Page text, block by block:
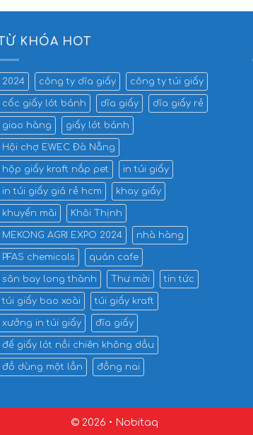
TỪ KHÓA HOT
2024 công ty dĩa giấy công ty túi giấy
cốc giấy lót bánh dĩa giấy dĩa giấy rẻ
giao hàng giấy lót bánh
Hội chợ EWEC Đà Nẵng
hộp giấy kraft nắp pet in túi giấy
in túi giấy giá rẻ hcm khay giấy
khuyến mãi Khôi Thịnh
MEKONG AGRI EXPO 2024 nhà hàng
PFAS chemicals quán cafe
sân bay long thành Thư mời tin tức
túi giấy bao xoài túi giấy kraft
xưởng in túi giấy đĩa giấy
đế giấy lót nồi chiên không dầu
đồ dùng một lần đồng nai
© 2026 • Nobitaq